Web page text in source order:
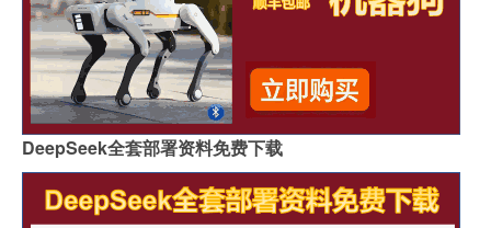
DeepSeek全套部署资料免费下载